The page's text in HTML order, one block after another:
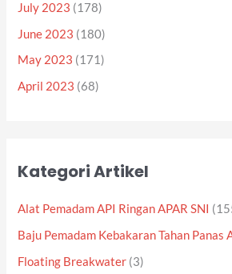
July 2023 (178)
June 2023 (180)
May 2023 (171)
April 2023 (68)
Kategori Artikel
Alat Pemadam API Ringan APAR SNI
Baju Pemadam Kebakaran Tahan Panas
Floating Breakwater (3)